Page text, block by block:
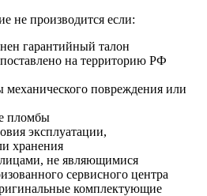
не производится если:
гарантийный талон
на территорию РФ
механического повреждения или
пломбы
эксплуатации,
хранения
не являющимися
сервисного центра
комплектующие